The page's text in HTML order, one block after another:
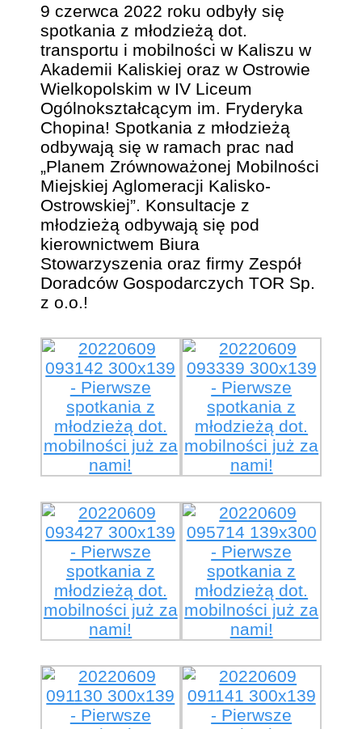
9 czerwca 2022 roku odbyły się
spotkania z młodzieżą dot.
transportu i mobilności w Kaliszu w
Akademii Kaliskiej oraz w Ostrowie
Wielkopolskim w IV Liceum
Ogólnokształcącym im. Fryderyka
Chopina! Spotkania z młodzieżą
odbywają się w ramach prac nad
„Planem Zrównoważonej Mobilności
Miejskiej Aglomeracji Kalisko-
Ostrowskiej”. Konsultacje z
młodzieżą odbywają się pod
kierownictwem Biura
Stowarzyszenia oraz firmy Zespół
Doradców Gospodarczych TOR Sp.
z o.o.!